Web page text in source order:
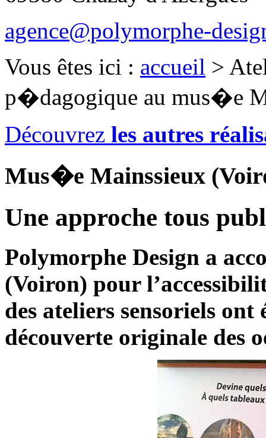
agence@polymorphe-
Vous êtes ici : accueil >
p�dagogique au mus�e
Découvrez les autres
Mus�e Mainssieux
Une approche tous
Polymorphe Design a
(Voiron) pour
des ateliers sensoriels
découverte originale des